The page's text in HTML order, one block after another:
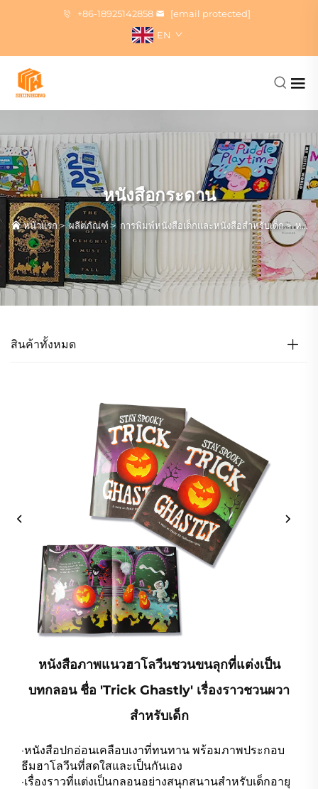
+86-18925142858
[email protected]
EN
หนังสือกระดาน
หน้าแรก>ผลิตภัณฑ์> การพิมพ์หนังสือเด็กและหนังสือสำหรับเด็ก>หนังสือกระดาน
สินค้าทั้งหมด
หนังสือภาพแนวฮาโลวีนชวนขนลุกที่แต่งเป็น
บทกลอน ชื่อ 'Trick Ghastly' เรื่องราวชวนผวา
สำหรับเด็ก
·หนังสือปกอ่อนเคลือบเงาที่ทนทาน พร้อมภาพประกอบ
ธีมฮาโลวีนที่สดใสและเป็นกันเอง
·เรื่องราวที่แต่งเป็นกลอนอย่างสนุกสนานสำหรับเด็กอายุ